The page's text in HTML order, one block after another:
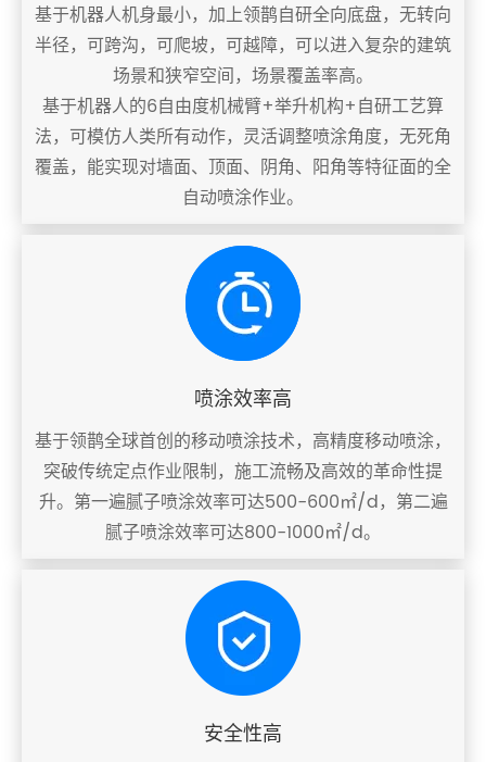
基于机器人机身最小，加上领鹊自研全向底盘，无转向
半径，可跨沟，可爬坡，可越障，可以进入复杂的建筑
场景和狭窄空间，场景覆盖率高。
基于机器人的6自由度机械臂+举升机构+自研工艺算
法，可模仿人类所有动作，灵活调整喷涂角度，无死角
覆盖，能实现对墙面、顶面、阴角、阳角等特征面的全
自动喷涂作业。
喷涂效率高
基于领鹊全球首创的移动喷涂技术，高精度移动喷涂，
突破传统定点作业限制，施工流畅及高效的革命性提
升。第一遍腻子喷涂效率可达500-600㎡/d，第二遍
腻子喷涂效率可达800-1000㎡/d。
安全性高